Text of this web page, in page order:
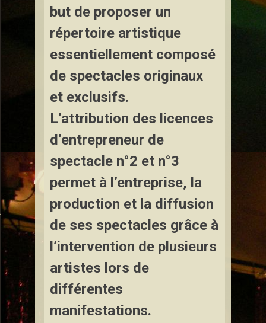
École de Cirque à Laneuveville-devant-Bayon
but de proposer un
répertoire artistique
essentiellement composé
de spectacles originaux
et exclusifs.
L’attribution des licences
d’entrepreneur de
spectacle n°2 et n°3
permet à l’entreprise, la
production et la diffusion
de ses spectacles grâce à
l’intervention de plusieurs
artistes lors de
différentes
manifestations.